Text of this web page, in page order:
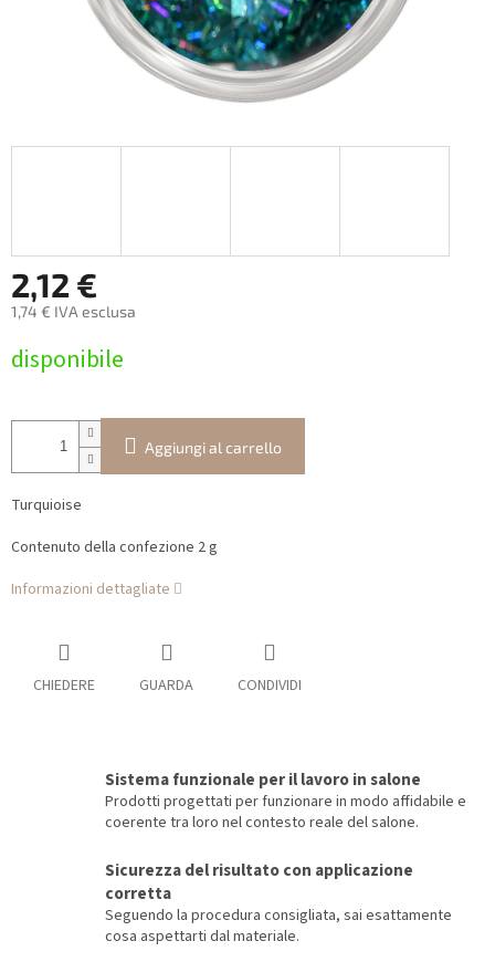
2,12 €
1,74 € IVA esclusa
della
disponibile
Aggiungi al carrello
Turquioise
Contenuto della confezione 2 g
Informazioni dettagliate
CHIEDERE GUARDA CONDIVIDI
Sistema funzionale per il lavoro in salone
Prodotti progettati per funzionare in modo affidabile e
coerente tra loro nel contesto reale del salone.
Sicurezza del risultato con applicazione
corretta
Seguendo la procedura consigliata, sai esattamente
cosa aspettarti dal materiale.